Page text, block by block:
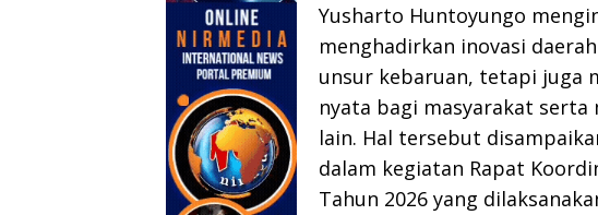
Yusharto Huntoyungo
menghadirkan inovasi
unsur kebaruan, tetapi juga
nyata bagi masyarakat
lain. Hal tersebut
dalam kegiatan Rapat
Tahun 2026 yang